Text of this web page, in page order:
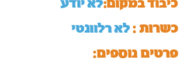
לא יודעכיבוד במקום:
לא רלוונטי כשרות :
:פרטים נוספים